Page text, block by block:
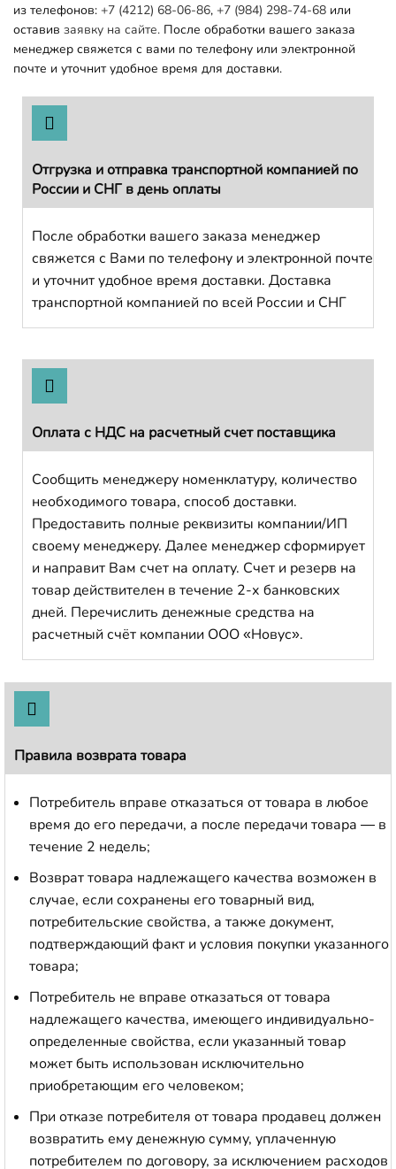
из телефонов: +7 (4212) 68-06-86, +7 (984) 298-74-68 или
оставив заявку на сайте. После обработки вашего заказа
менеджер свяжется с вами по телефону или электронной
почте и уточнит удобное время для доставки.
Отгрузка и отправка транспортной компанией по
России и СНГ в день оплаты
После обработки вашего заказа менеджер
свяжется с Вами по телефону и электронной почте
и уточнит удобное время доставки. Доставка
транспортной компанией по всей России и СНГ
Оплата с НДС на расчетный счет поставщика
Сообщить менеджеру номенклатуру, количество
необходимого товара, способ доставки.
Предоставить полные реквизиты компании/ИП
своему менеджеру. Далее менеджер сформирует
и направит Вам счет на оплату. Счет и резерв на
товар действителен в течение 2-х банковских
дней. Перечислить денежные средства на
расчетный счёт компании ООО «Новус».
Правила возврата товара
Потребитель вправе отказаться от товара в любое
время до его передачи, а после передачи товара — в
течение 2 недель;
Возврат товара надлежащего качества возможен в
случае, если сохранены его товарный вид,
потребительские свойства, а также документ,
подтверждающий факт и условия покупки указанного
товара;
Потребитель не вправе отказаться от товара
надлежащего качества, имеющего индивидуально-
определенные свойства, если указанный товар
может быть использован исключительно
приобретающим его человеком;
При отказе потребителя от товара продавец должен
возвратить ему денежную сумму, уплаченную
потребителем по договору, за исключением расходов